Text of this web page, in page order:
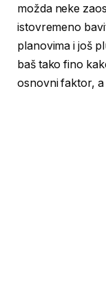
možda neke
istovremeno
planovima i još
baš tako fino
osnovni faktor, a